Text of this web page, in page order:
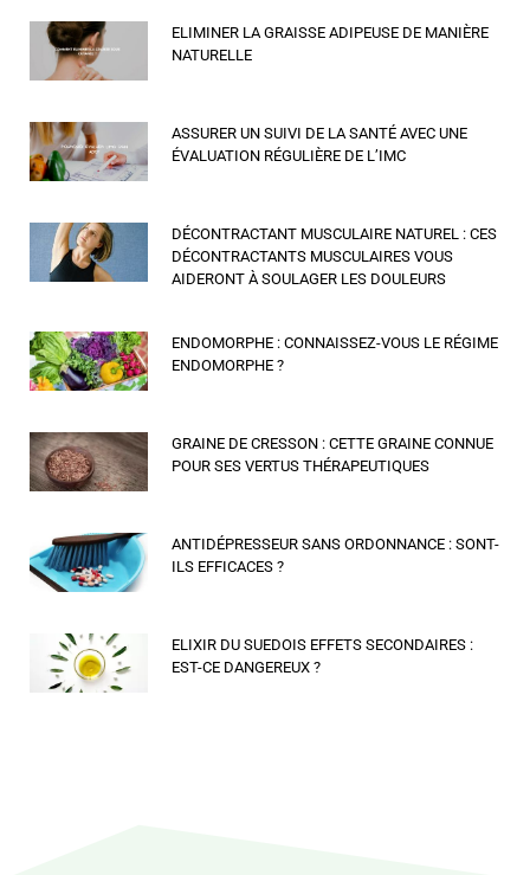
ELIMINER LA GRAISSE ADIPEUSE DE MANIÈRE
NATURELLE
ASSURER UN SUIVI DE LA SANTÉ AVEC UNE
ÉVALUATION RÉGULIÈRE DE L’IMC
DÉCONTRACTANT MUSCULAIRE NATUREL : CES
DÉCONTRACTANTS MUSCULAIRES VOUS
AIDERONT À SOULAGER LES DOULEURS
ENDOMORPHE : CONNAISSEZ-VOUS LE RÉGIME
ENDOMORPHE ?
GRAINE DE CRESSON : CETTE GRAINE CONNUE
POUR SES VERTUS THÉRAPEUTIQUES
ANTIDÉPRESSEUR SANS ORDONNANCE : SONT-
ILS EFFICACES ?
ELIXIR DU SUEDOIS EFFETS SECONDAIRES :
EST-CE DANGEREUX ?